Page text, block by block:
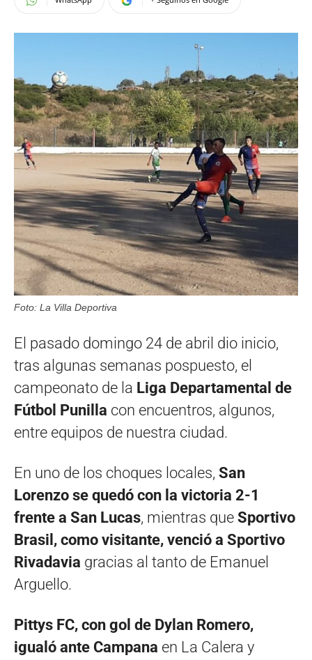
Foto: La Villa Deportiva
El pasado domingo 24 de abril dio inicio,
tras algunas semanas pospuesto, el
campeonato de la Liga Departamental de
Fútbol Punilla con encuentros, algunos,
entre equipos de nuestra ciudad.
En uno de los choques locales, San
Lorenzo se quedó con la victoria 2-1
frente a San Lucas, mientras que Sportivo
Brasil, como visitante, venció a Sportivo
Rivadavia gracias al tanto de Emanuel
Arguello.
Pittys FC, con gol de Dylan Romero,
igualó ante Campana en La Calera y